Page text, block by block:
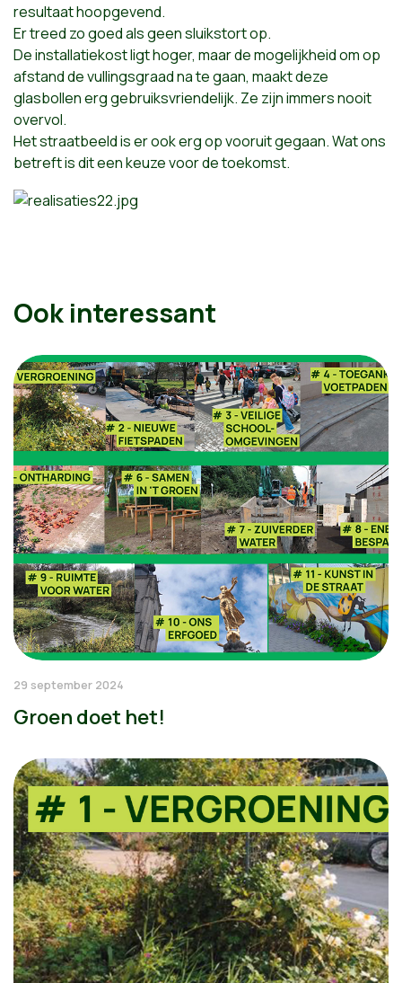
resultaat hoopgevend.
Er treed zo goed als geen sluikstort op.
De installatiekost ligt hoger, maar de mogelijkheid om op
afstand de vullingsgraad na te gaan, maakt deze
glasbollen erg gebruiksvriendelijk. Ze zijn immers nooit
overvol.
Het straatbeeld is er ook erg op vooruit gegaan. Wat ons
betreft is dit een keuze voor de toekomst.
Ook interessant
29 september 2024
Groen doet het!